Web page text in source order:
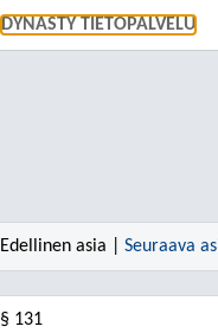
DYNASTY TIETOPALVELU
Edellinen asia | Seuraava
§ 131